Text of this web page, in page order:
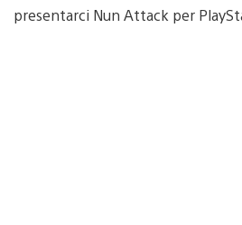
presentarci Nun Attack per